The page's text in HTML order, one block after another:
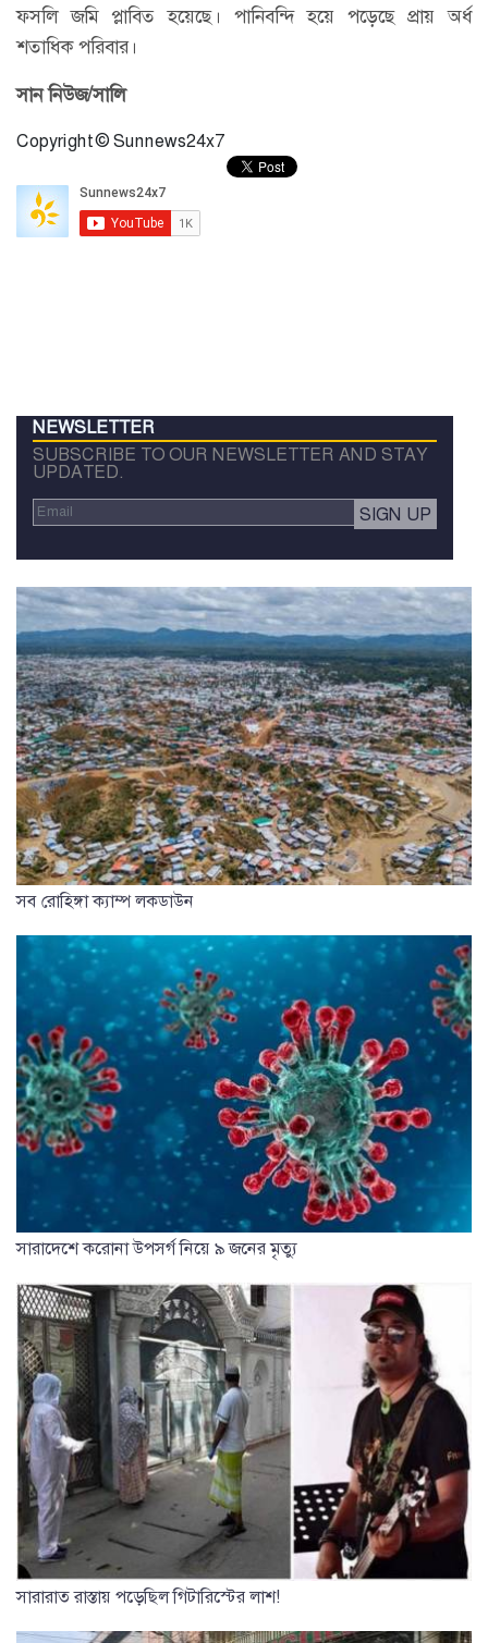
ফসলি জমি প্লাবিত হয়েছে। পানিবন্দি হয়ে পড়েছে প্রায় অর্ধ
শতাধিক পরিবার।
সান নিউজ/সালি
Copyright © Sunnews24x7
NEWSLETTER
SUBSCRIBE TO OUR NEWSLETTER AND STAY
UPDATED.
সব রোহিঙ্গা ক্যাম্প লকডাউন
সারাদেশে করোনা উপসর্গ নিয়ে ৯ জনের মৃত্যু
সারারাত রাস্তায় পড়েছিল গিটারিস্টের লাশ!